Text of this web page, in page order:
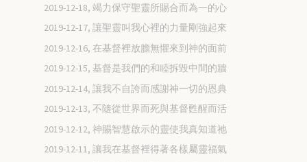
2019-12-18, 竭力保守聖靈所賜合而為一的心
2019-12-17, 讓聖靈叫我心裡的力量剛強起來
2019-12-16, 在基督裡放膽無懼來到神的面前
2019-12-15, 基督是我們的和睦拆毀中間的牆
2019-12-14, 讓我不自誇而感謝神一切的恩典
2019-12-13, 不隨從世界而死與基督甦醒而活
2019-12-12, 神賜智慧啟示的靈使我真知道祂
2019-12-11, 讓我在基督裡得著各樣屬靈福氣